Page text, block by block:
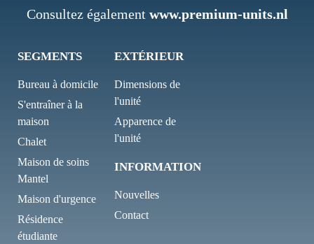
Consultez également www.premium-units.nl
SEGMENTS
Bureau à domicile
S'entraîner à la
maison
Chalet
Maison de soins
Mantel
Maison d'urgence
Résidence
étudiante
EXTÉRIEUR
Dimensions de
l'unité
Apparence de
l'unité
INFORMATION
Nouvelles
Contact